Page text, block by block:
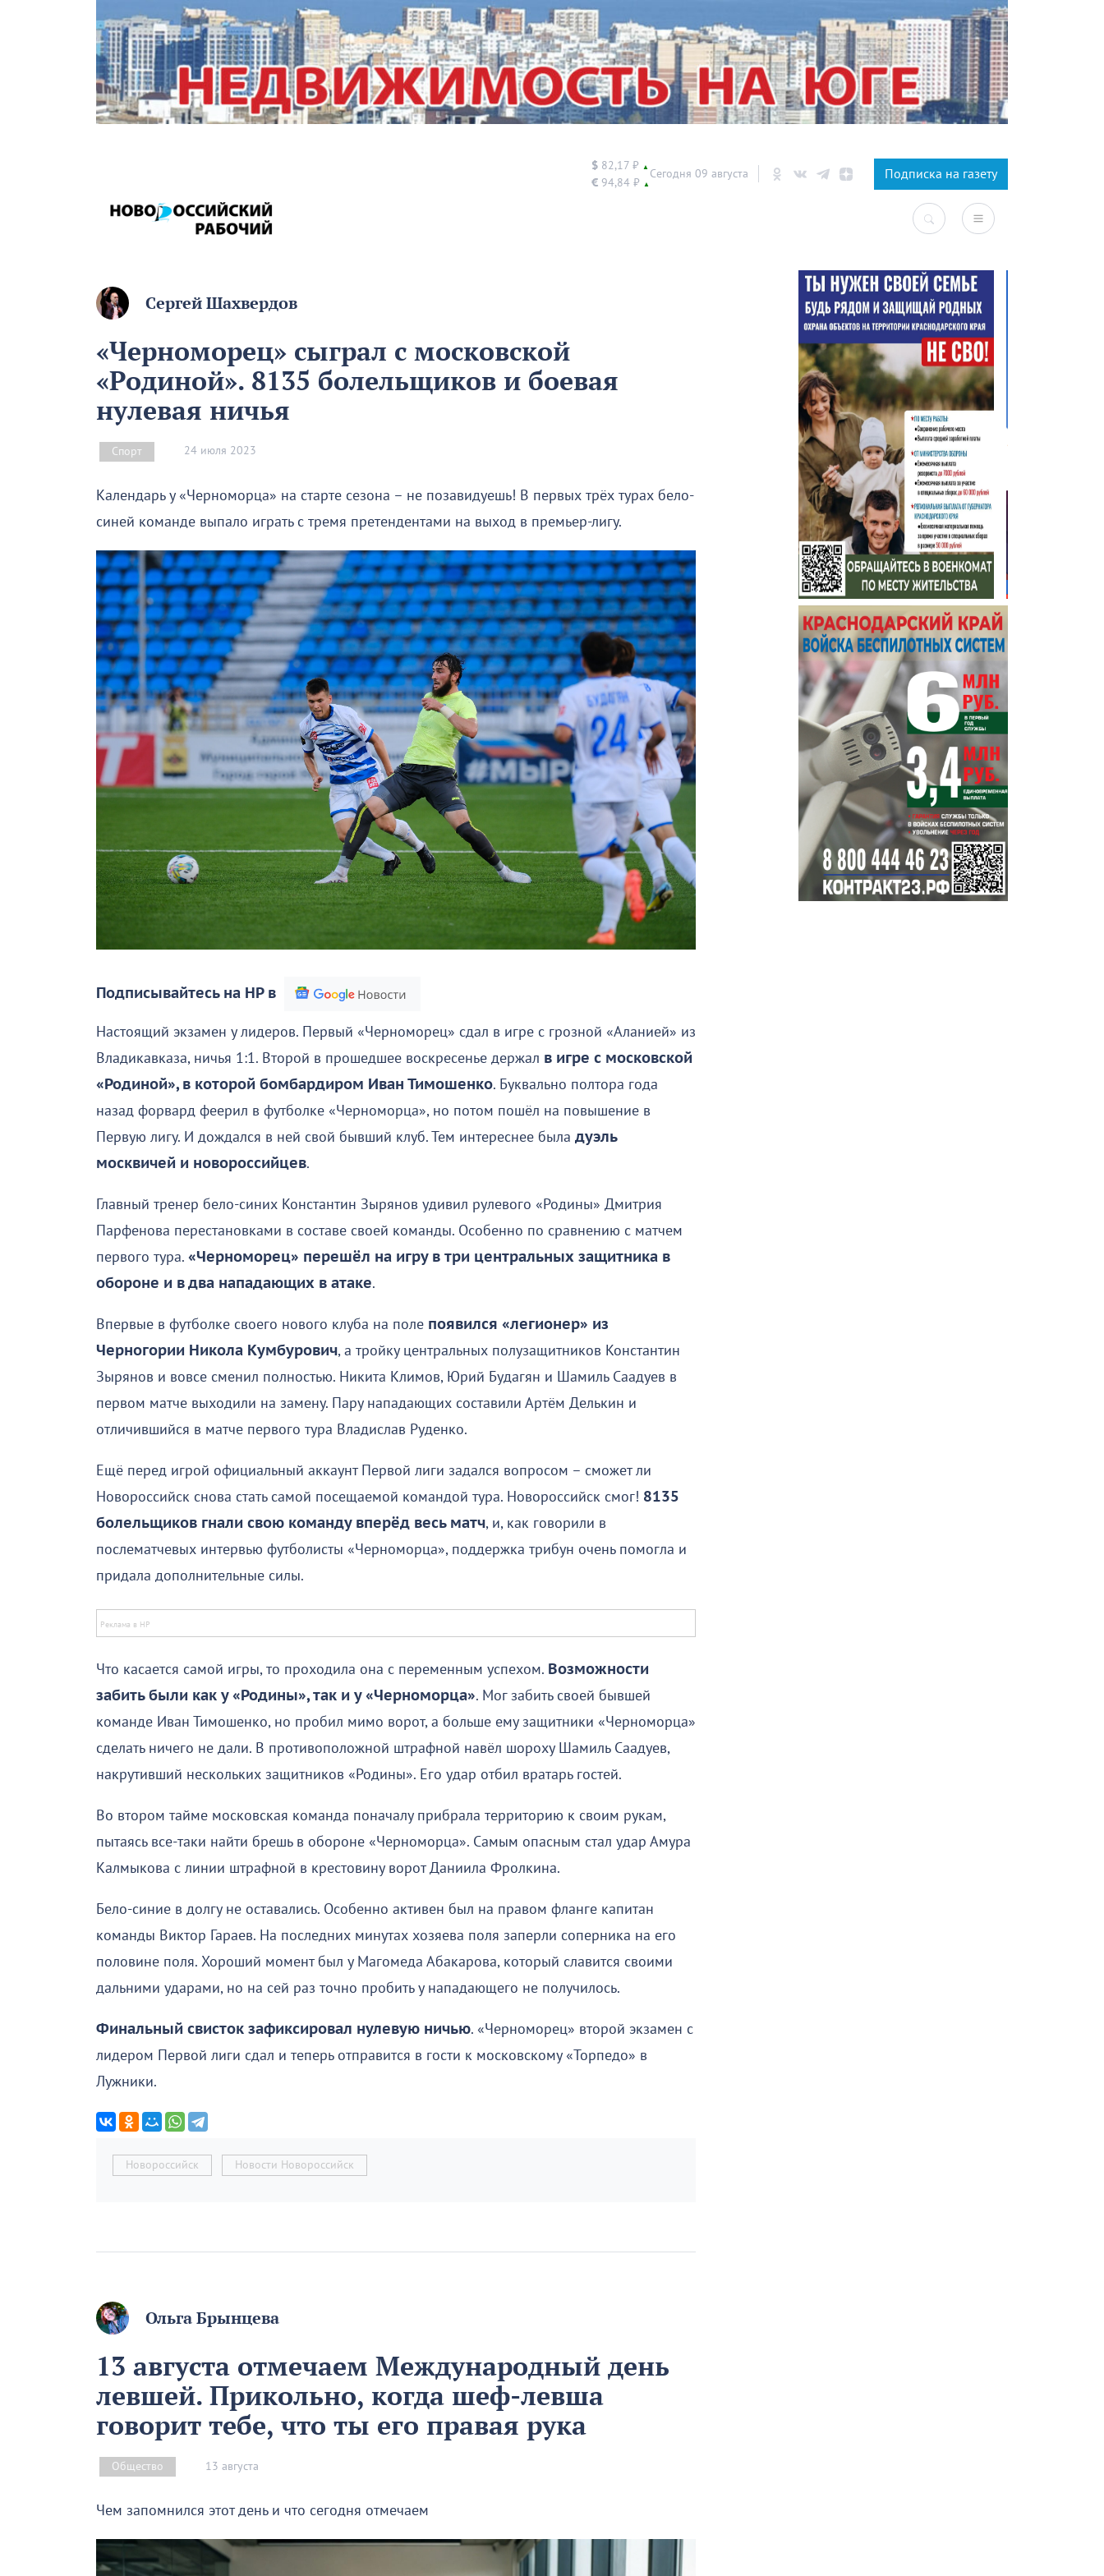
$ 82,17 ₽ ▲
€ 94,84 ₽ ▲
Сегодня 09 августа Подписка на газету
Сергей Шахвердов
«Черноморец» сыграл с московской
«Родиной». 8135 болельщиков и боевая
нулевая ничья
Спорт 24 июля 2023
Календарь у «Черноморца» на старте сезона – не позавидуешь! В первых трёх турах бело-
синей команде выпало играть с тремя претендентами на выход в премьер-лигу.
Подписывайтесь на НР в
Настоящий экзамен у лидеров. Первый «Черноморец» сдал в игре с грозной «Аланией» из
Владикавказа, ничья 1:1. Второй в прошедшее воскресенье держал в игре с московской
«Родиной», в которой бомбардиром Иван Тимошенко. Буквально полтора года
назад форвард феерил в футболке «Черноморца», но потом пошёл на повышение в
Первую лигу. И дождался в ней свой бывший клуб. Тем интереснее была дуэль
москвичей и новороссийцев.
Главный тренер бело-синих Константин Зырянов удивил рулевого «Родины» Дмитрия
Парфенова перестановками в составе своей команды. Особенно по сравнению с матчем
первого тура. «Черноморец» перешёл на игру в три центральных защитника в
обороне и в два нападающих в атаке.
Впервые в футболке своего нового клуба на поле появился «легионер» из
Черногории Никола Кумбурович, а тройку центральных полузащитников Константин
Зырянов и вовсе сменил полностью. Никита Климов, Юрий Будагян и Шамиль Саадуев в
первом матче выходили на замену. Пару нападающих составили Артём Делькин и
отличившийся в матче первого тура Владислав Руденко.
Ещё перед игрой официальный аккаунт Первой лиги задался вопросом – сможет ли
Новороссийск снова стать самой посещаемой командой тура. Новороссийск смог! 8135
болельщиков гнали свою команду вперёд весь матч, и, как говорили в
послематчевых интервью футболисты «Черноморца», поддержка трибун очень помогла и
придала дополнительные силы.
Что касается самой игры, то проходила она с переменным успехом. Возможности
забить были как у «Родины», так и у «Черноморца». Мог забить своей бывшей
команде Иван Тимошенко, но пробил мимо ворот, а больше ему защитники «Черноморца»
сделать ничего не дали. В противоположной штрафной навёл шороху Шамиль Саадуев,
накрутивший нескольких защитников «Родины». Его удар отбил вратарь гостей.
Во втором тайме московская команда поначалу прибрала территорию к своим рукам,
пытаясь все-таки найти брешь в обороне «Черноморца». Самым опасным стал удар Амура
Калмыкова с линии штрафной в крестовину ворот Даниила Фролкина.
Бело-синие в долгу не оставались. Особенно активен был на правом фланге капитан
команды Виктор Гараев. На последних минутах хозяева поля заперли соперника на его
половине поля. Хороший момент был у Магомеда Абакарова, который славится своими
дальними ударами, но на сей раз точно пробить у нападающего не получилось.
Финальный свисток зафиксировал нулевую ничью. «Черноморец» второй экзамен с
лидером Первой лиги сдал и теперь отправится в гости к московскому «Торпедо» в
Лужники.
Новороссийск Новости Новороссийск
Ольга Брынцева
13 августа отмечаем Международный день
левшей. Прикольно, когда шеф-левша
говорит тебе, что ты его правая рука
Общество 13 августа
Чем запомнился этот день и что сегодня отмечаем